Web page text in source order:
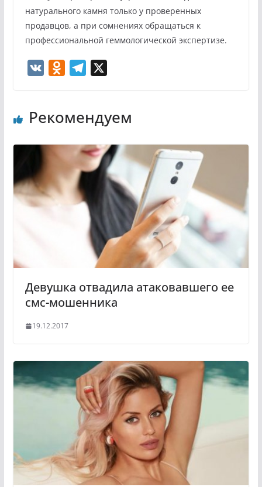
натурального камня только у проверенных
продавцов, а при сомнениях обращаться к
профессиональной геммологической экспертизе.
o
s
e
r
a
Рекомендуем
Девушка отвадила атаковавшего ее
смс-мошенника
19.12.2017